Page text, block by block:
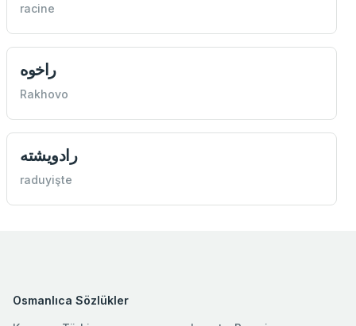
racine
راخوه
Rakhovo
رادويشته
raduyişte
Osmanlıca Sözlükler